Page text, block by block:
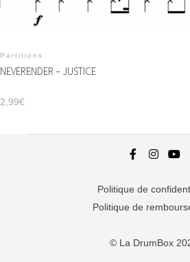
Partitions
NEVERENDER – JUSTICE
2,99€
Politique de
Politique de
© La DrumBox